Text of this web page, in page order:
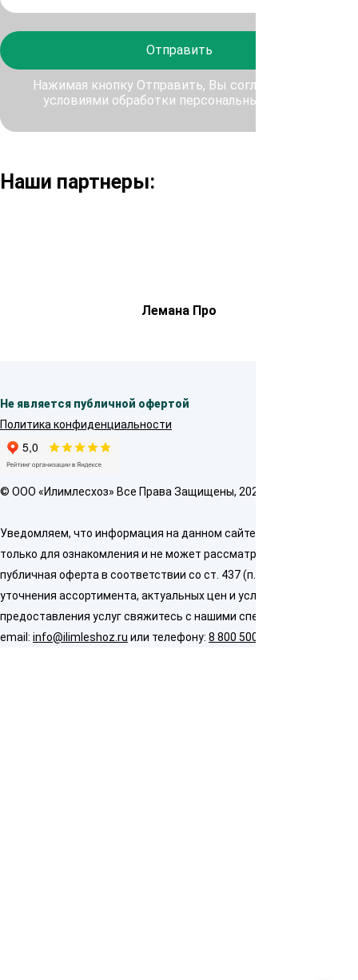
Отправить
Нажимая кнопку Отправить, Вы соглашаетесь с
условиями обработки персональных данных
Наши партнеры:
Лемана Про
Не является публичной офертой
Политика конфиденциальности
© OOO «Илимлесхоз» Все Права Защищены, 2026
Уведомляем, что информация на данном сайте предназначена
только для ознакомления и не может рассматриваться как
публичная оферта в соответствии со ст. 437 (п. 2) ГК РФ. Для
уточнения ассортимента, актуальных цен и условий
предоставления услуг свяжитесь с нашими специалистами по
email: info@ilimleshoz.ru или телефону: 8 800 500 5437